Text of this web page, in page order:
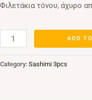
Φιλετάκια τόνου, άχυρο
ADD
Category: Sashimi 3pcs